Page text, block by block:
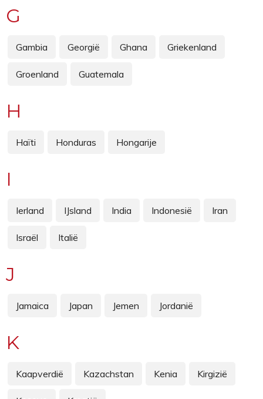
G
Gambia Georgië Ghana Griekenland
Groenland Guatemala
H
Haïti Honduras Hongarije
I
Ierland IJsland India Indonesië Iran
Israël Italië
J
Jamaica Japan Jemen Jordanië
K
Kaapverdië Kazachstan Kenia Kirgizië